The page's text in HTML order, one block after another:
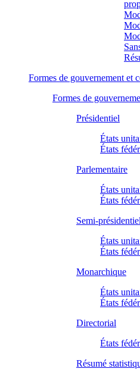
Formes de gouvernement et
Formes de
Présidentiel
États
États
Parlementaire
États
États
Semi-présidentiel
États
États
Monarchique
États
États
Directorial
États
Résumé